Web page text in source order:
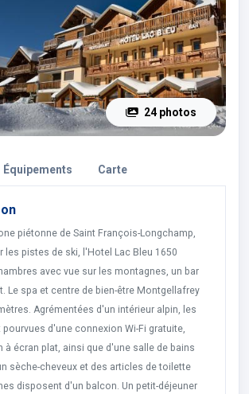
24 photos
Équipements Carte
piétonne de Saint François-Longchamp,
les pistes de ski, l'Hotel Lac Bleu 1650
avec vue sur les montagnes, un bar
Le spa et centre de bien-être Montgellafrey
Agrémentées d'un intérieur alpin, les
d'une connexion Wi-Fi gratuite,
à écran plat, ainsi que d'une salle de bains
sèche-cheveux et des articles de toilette
disposent d'un balcon. Un petit-déjeuner